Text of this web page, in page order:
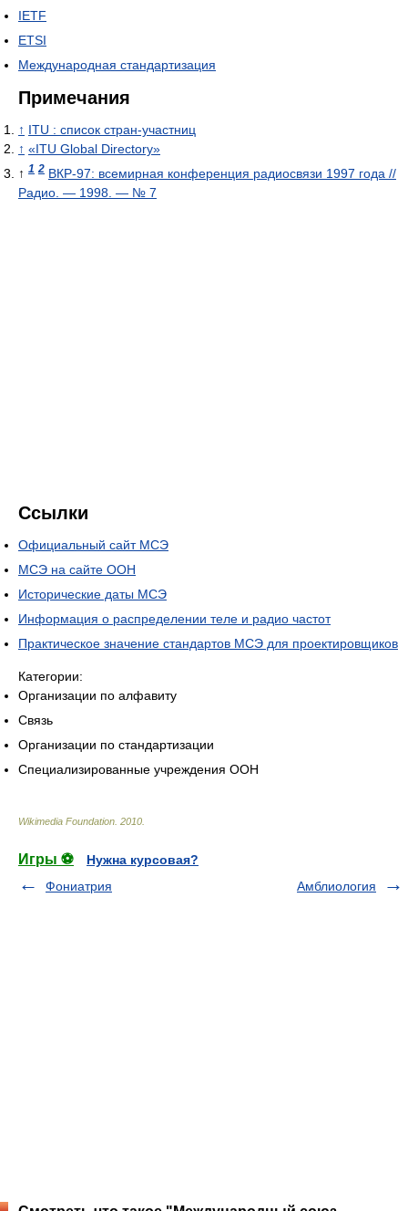
IETF
ETSI
Международная стандартизация
Примечания
↑ ITU : список стран-участниц
↑ «ITU Global Directory»
↑ 1 2 ВКР-97: всемирная конференция радиосвязи 1997 года //
Радио. — 1998. — № 7
Ссылки
Официальный сайт МСЭ
МСЭ на сайте ООН
Исторические даты МСЭ
Информация о распределении теле и радио частот
Практическое значение стандартов МСЭ для проектировщиков
Категории:
Организации по алфавиту
Связь
Организации по стандартизации
Специализированные учреждения ООН
Wikimedia Foundation 2010
Игры ⚽
Нужна курсовая?
Фониатрия
Амблиология